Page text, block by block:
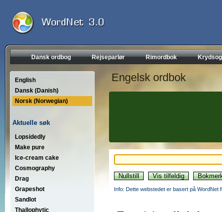
Dansk ordbog Rejseparlør Rimordbok
English
Dansk (Danish)
Norsk (Norwegian)
Aktuelle søk
Lopsidedly
Make pure
Ice-cream cake
Cosmography
Drag
Grapeshot
Sandlot
Thallophytic
Engelsk ordbok
Info: Dette webstedet er basert på WordNet